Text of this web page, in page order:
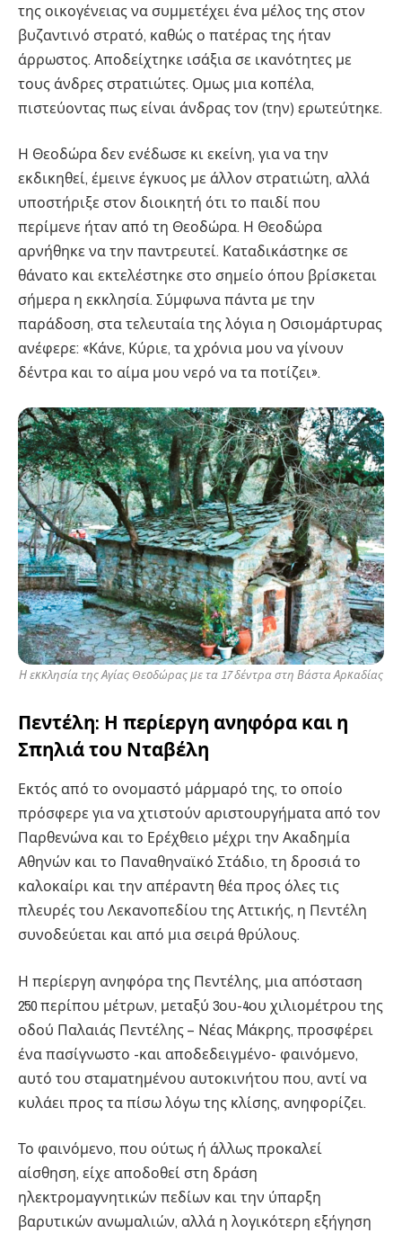
της οικογένειας να συμμετέχει ένα μέλος της στον
βυζαντινό στρατό, καθώς ο πατέρας της ήταν
άρρωστος. Αποδείχτηκε ισάξια σε ικανότητες με
τους άνδρες στρατιώτες. Ομως μια κοπέλα,
πιστεύοντας πως είναι άνδρας τον (την) ερωτεύτηκε.
Η Θεοδώρα δεν ενέδωσε κι εκείνη, για να την
εκδικηθεί, έμεινε έγκυος με άλλον στρατιώτη, αλλά
υποστήριξε στον διοικητή ότι το παιδί που
περίμενε ήταν από τη Θεοδώρα. Η Θεοδώρα
αρνήθηκε να την παντρευτεί. Καταδικάστηκε σε
θάνατο και εκτελέστηκε στο σημείο όπου βρίσκεται
σήμερα η εκκλησία. Σύμφωνα πάντα με την
παράδοση, στα τελευταία της λόγια η Οσιομάρτυρας
ανέφερε: «Κάνε, Κύριε, τα χρόνια μου να γίνουν
δέντρα και το αίμα μου νερό να τα ποτίζει».
Η εκκλησία της Αγίας Θεοδώρας με τα 17 δέντρα στη Βάστα Αρκαδίας
Πεντέλη: Η περίεργη ανηφόρα και η
Σπηλιά του Νταβέλη
Εκτός από το ονομαστό μάρμαρό της, το οποίο
πρόσφερε για να χτιστούν αριστουργήματα από τον
Παρθενώνα και το Ερέχθειο μέχρι την Ακαδημία
Αθηνών και το Παναθηναϊκό Στάδιο, τη δροσιά το
καλοκαίρι και την απέραντη θέα προς όλες τις
πλευρές του Λεκανοπεδίου της Αττικής, η Πεντέλη
συνοδεύεται και από μια σειρά θρύλους.
Η περίεργη ανηφόρα της Πεντέλης, μια απόσταση
250 περίπου μέτρων, μεταξύ 3ου-4ου χιλιομέτρου της
οδού Παλαιάς Πεντέλης – Νέας Μάκρης, προσφέρει
ένα πασίγνωστο -και αποδεδειγμένο- φαινόμενο,
αυτό του σταματημένου αυτοκινήτου που, αντί να
κυλάει προς τα πίσω λόγω της κλίσης, ανηφορίζει.
Το φαινόμενο, που ούτως ή άλλως προκαλεί
αίσθηση, είχε αποδοθεί στη δράση
ηλεκτρομαγνητικών πεδίων και την ύπαρξη
βαρυτικών ανωμαλιών, αλλά η λογικότερη εξήγηση